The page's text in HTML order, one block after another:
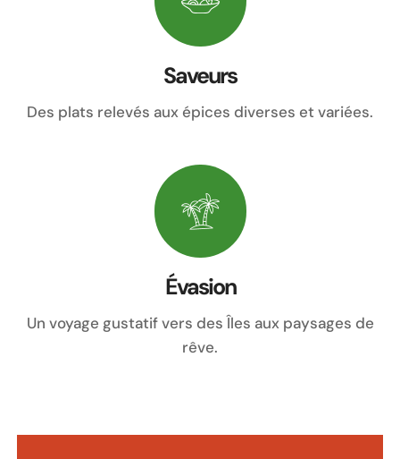
Saveurs
Des plats relevés aux épices diverses et variées.
Évasion
Un voyage gustatif vers des Îles aux paysages de
rêve.